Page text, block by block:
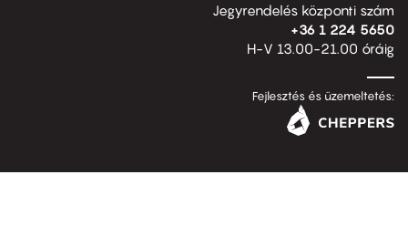
Jegyrendelés központi szám
+36 1 224 5650
H-V 13.00-21.00 óráig
Fejlesztés és üzemeltetés: